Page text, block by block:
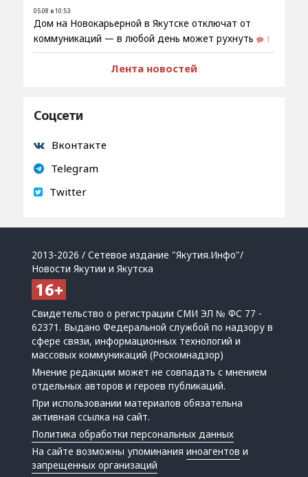
05.08 в 10:53
Дом на Новокарьерной в Якутске отключат от
коммуникаций — в любой день может рухнуть
1
Лента новостей
Соцсети
Вконтакте
Telegram
Twitter
2013-2026 / Сетевое издание "Якутия.Инфо"/
Новости Якутии и Якутска
Свидетельство о регистрации СМИ ЭЛ № ФС 77 -
62371. Выдано Федеральной службой по надзору в
сфере связи, информационных технологий и
массовых коммуникаций (Роскомнадзор)
Мнение редакции может не совпадать с мнением
отдельных авторов и героев публикаций.
При использовании материалов обязательна
активная ссылка на сайт.
Политика обработки персональных данных
На сайте возможны упоминанияиноагентов и
запрещенных организаций